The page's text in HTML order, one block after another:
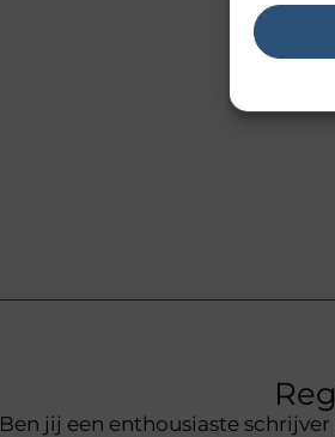
Ben jij een enthousiaste